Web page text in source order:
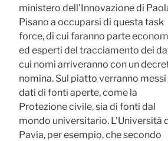
ministero dell’Innovazione di
Pisano a occuparsi di questa task
force, di cui faranno parte
ed esperti del tracciamento dei
cui nomi arriveranno con un
nomina. Sul piatto verranno messi
dati di fonti aperte, come la
Protezione civile, sia di fonti dal
mondo universitario. L’Università
Pavia, per esempio, che secondo